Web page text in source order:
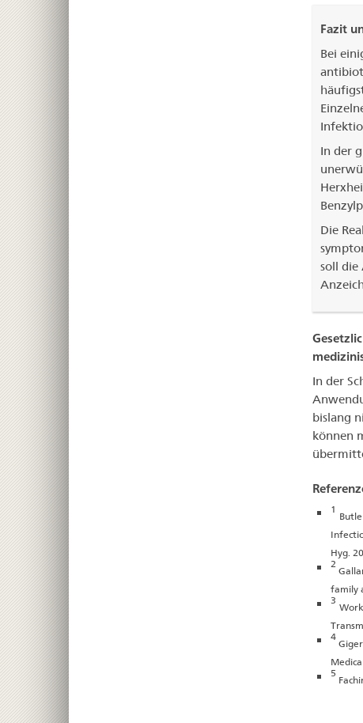
Fazit
Bei
In der
Die
soll die
In der
bislang
können
1
Hyg.
2
family
3
4
5